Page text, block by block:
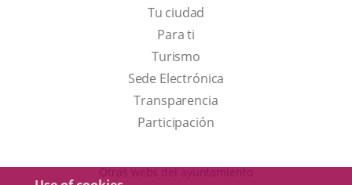
Tu ciudad
Para ti
TurismoThis
link
will
open
a
Sede Electrónica
Transparencia
Participación
Otras webs del ayuntamiento